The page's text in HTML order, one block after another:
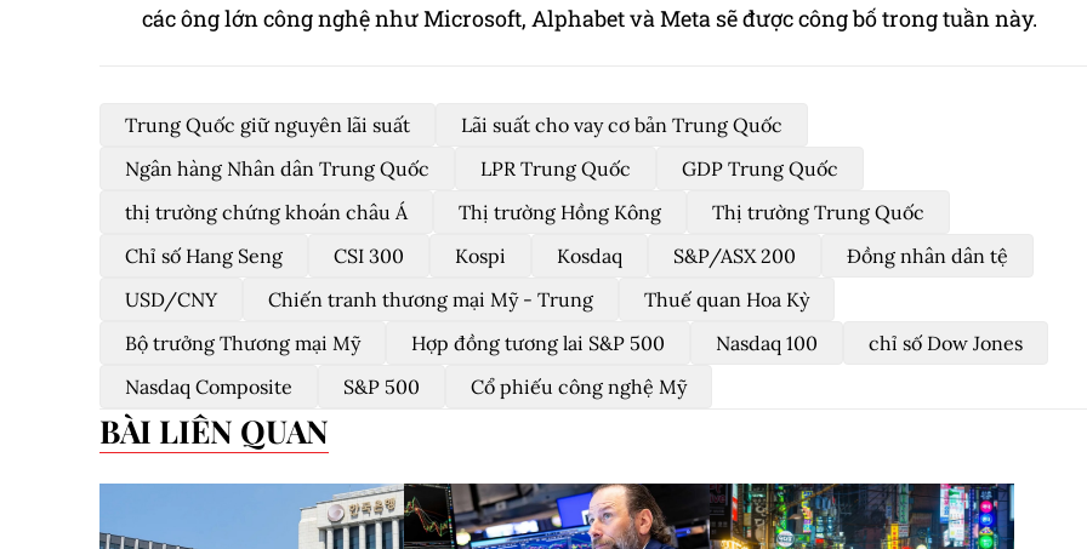
các ông lớn công nghệ như Microsoft, Alphabet và Meta sẽ được công bố trong tuần này.
Trung Quốc giữ nguyên lãi suất
Lãi suất cho vay cơ bản Trung Quốc
Ngân hàng Nhân dân Trung Quốc
LPR Trung Quốc
GDP Trung Quốc
thị trường chứng khoán châu Á
Thị trường Hồng Kông
Thị trường Trung Quốc
Chỉ số Hang Seng
CSI 300 Kospi Kosdaq S&P/ASX 200
Đồng nhân dân tệ
USD/CNY
Chiến tranh thương mại Mỹ - Trung
Thuế quan Hoa Kỳ
Bộ trưởng Thương mại Mỹ
Hợp đồng tương lai S&P 500 Nasdaq 100
chỉ số Dow Jones
Nasdaq Composite
S&P 500 Cổ phiếu công nghệ Mỹ
BÀI LIÊN QUAN